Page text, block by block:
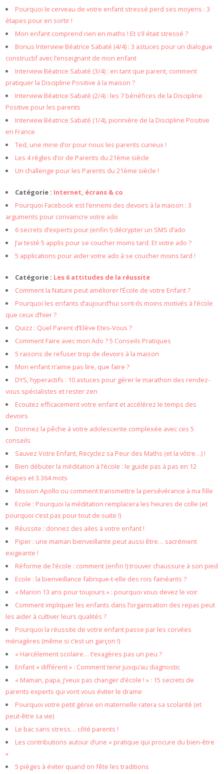
Pourquoi le cerveau de votre enfant stressé perd ses moyens : 3
étapes pour en sortir !
Mon enfant comprend rien en maths ! Et s’il était stressé ?
Bonus Interview Béatrice Sabaté (4/4) : 3 astuces pour un dialogue
constructif avec l’enseignant de mon enfant
Interview Béatrice Sabaté (3/4) : en tant que parent, comment
pratiquer la Discipline Positive à la maison ?
Interview Béatrice Sabaté (2/4) : les 7 bénéfices de la Discipline
Positive pour les parents
Interview Béatrice Sabaté (1/4), pionnière de la Discipline Positive
en France
Ted, une mine d’or pour nous les parents curieux !
Les 4 règles d’or de Parents du 21ème siècle
Un challenge pour les Parents du 21ème siècle !
Catégorie : Internet, écrans & co
Pourquoi Facebook est l’ennemi des devoirs à la maison : 3
arguments pour convaincre votre ado
6 secrets d’experts pour (enfin !) décrypter un SMS d’ado
J’ai testé 5 applis pour se coucher moins tard. Et votre ado ?
5 applications pour aider votre ado à se coucher moins tard !
Catégorie : Les 6 attitudes de la réussite
Comment la Nature peut améliorer l’École de votre Enfant ?
Pourquoi les enfants d’aujourd’hui sont-ils moins motivés à l’école
que ceux d’hier ?
Quizz : Quel Parent d’Elève Etes-Vous ?
Comment Faire avec mon Ado ? 5 Conseils Pratiques
5 raisons de refuser trop de devoirs à la maison
Mon enfant n’aime pas lire, que faire ?
DYS, hyperactifs : 10 astuces pour gérer le marathon des rendez-
vous spécialistes et rester zen
Ecoutez efficacement votre enfant et accélérez le temps des
devoirs
Donnez la pêche à votre adolescente complexée avec ces 5
conseils
Sauvez Votre Enfant, Recyclez sa Peur des Maths (et la vôtre…) !
Bien débuter la méditation à l’école : le guide pas à pas en 12
étapes et 3.364 mots
Mission Apollo ou comment transmettre la persévérance à ma fille
Ecole : Pourquoi la méditation remplacera les heures de colle (et
pourquoi c’est pas pour tout de suite !)
Réussite : donnez des ailes à votre enfant !
Piper : une maman bienveillante peut aussi être… sacrément
exigeante !
Réforme de l’école : comment (enfin !) trouver chaussure à son pied
Ecole : la bienveillance fabrique-t-elle des rois fainéants ?
« Marion 13 ans pour toujours » : pourquoi vous devez le voir
Comment impliquer les enfants dans l’organisation des repas peut
les aider à cultiver leurs qualités ?
Pourquoi la réussite de votre enfant passe par les corvées
ménagères (même si c’est un garçon !)
« Harcèlement scolaire… t’exagères pas un peu ?
Enfant « différent » : Comment tenir jusqu’au diagnostic
« Maman, papa, j’veux pas changer d’école ! » : 15 secrets de
parents experts qui vont vous éviter le drame
Pourquoi votre petit génie en maternelle ratera sa scolarité (et
peut-être sa vie)
Le bac sans stress… côté parents !
Les contributions autour d’une « pratique qui procure du bien-être
»
5 pièges à éviter quand on fête les traditions